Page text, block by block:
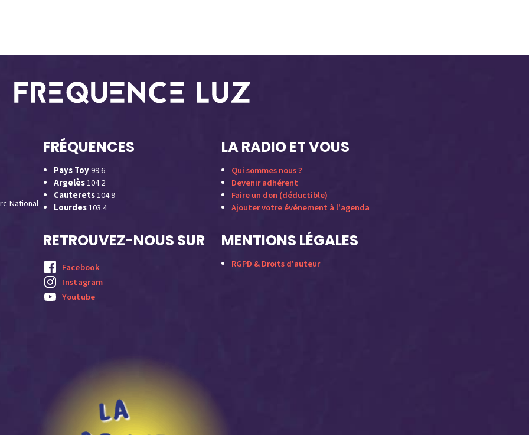
National
FRÉQUENCES
Pays Toy99.6
Argelès104.2
Cauterets104.9
Lourdes103.4
RETROUVEZ-NOUS SUR
Facebook
Instagram
Youtube
LA RADIO ET VOUS
Qui sommes nous ?
Devenir adhérent
Faire un don (déductible)
Ajouter votre événement à l'agenda
MENTIONS LÉGALES
RGPD & Droits d'auteur